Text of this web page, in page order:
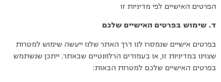
הפרטים האישיים לפי מדיניות זו
ד. שימוש בפרטים האישיים שלכם
בפרטים אישיים שנמסרו לנו דרך האתר שלנו ייעשה שימוש למטרות
שצוינו במדיניות זו, או בעמודים הרלוונטיים שבאתר. ייתכן שנשתמש
בפרטים האישיים שלכם למטרות הבאות: